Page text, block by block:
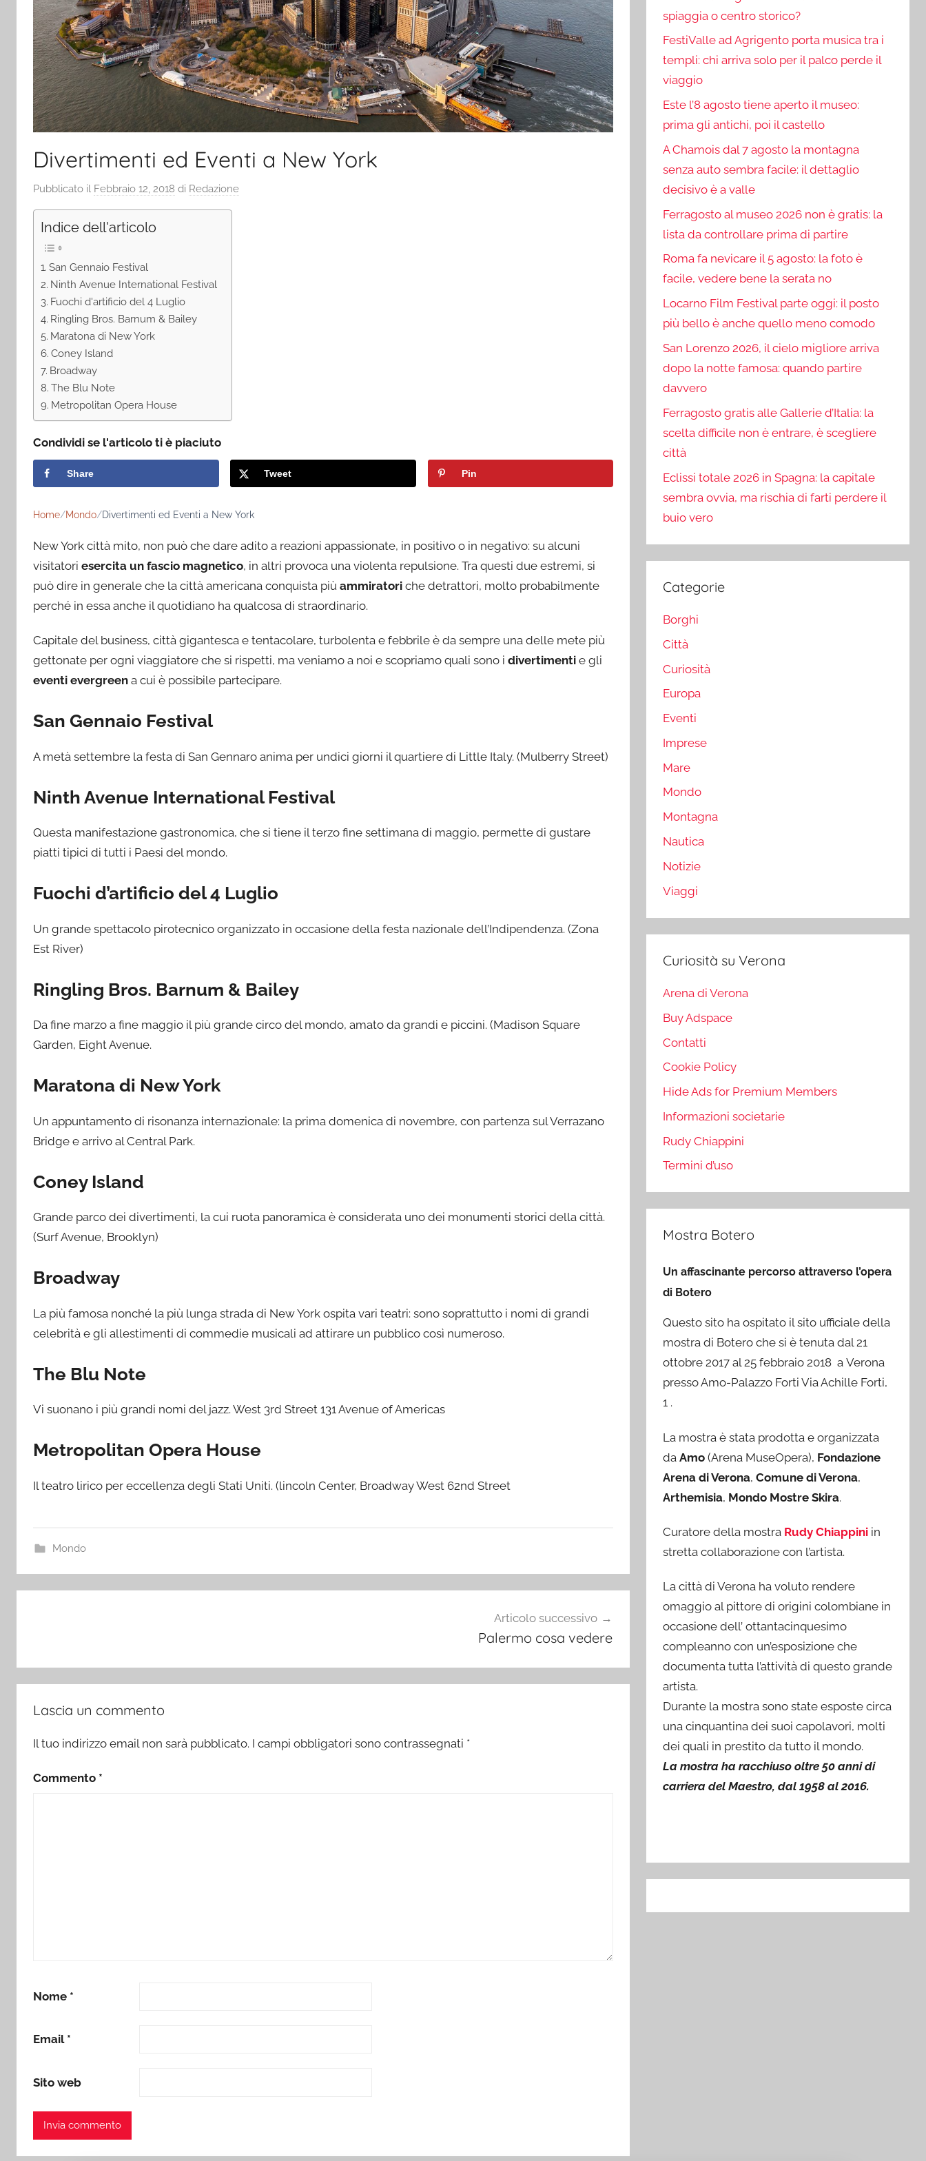
Divertimenti ed Eventi a New York
Pubblicato il Febbraio 12, 2018 di Redazione
Indice dell'articolo
San Gennaio Festival
Ninth Avenue International Festival
Fuochi d'artificio del 4 Luglio
Ringling Bros. Barnum & Bailey
Maratona di New York
Coney Island
Broadway
The Blu Note
Metropolitan Opera House
Condividi se l'articolo ti è piaciuto
Share Tweet Pin
Home Mondo Divertimenti ed Eventi a New York
New York città mito, non può che dare adito a reazioni appassionate, in positivo o in negativo: su alcuni
visitatori esercita un fascio magnetico, in altri provoca una violenta repulsione. Tra questi due estremi, si
può dire in generale che la città americana conquista più ammiratori che detrattori, molto probabilmente
perché in essa anche il quotidiano ha qualcosa di straordinario.
Capitale del business, città gigantesca e tentacolare, turbolenta e febbrile è da sempre una delle mete più
gettonate per ogni viaggiatore che si rispetti, ma veniamo a noi e scopriamo quali sono i divertimenti e gli
eventi evergreen a cui è possibile partecipare.
San Gennaio Festival
A metà settembre la festa di San Gennaro anima per undici giorni il quartiere di Little Italy. (Mulberry Street)
Ninth Avenue International Festival
Questa manifestazione gastronomica, che si tiene il terzo fine settimana di maggio, permette di gustare
piatti tipici di tutti i Paesi del mondo.
Fuochi d’artificio del 4 Luglio
Un grande spettacolo pirotecnico organizzato in occasione della festa nazionale dell’Indipendenza. (Zona
Est River)
Ringling Bros. Barnum & Bailey
Da fine marzo a fine maggio il più grande circo del mondo, amato da grandi e piccini. (Madison Square
Garden, Eight Avenue.
Maratona di New York
Un appuntamento di risonanza internazionale: la prima domenica di novembre, con partenza sul Verrazano
Bridge e arrivo al Central Park.
Coney Island
Grande parco dei divertimenti, la cui ruota panoramica è considerata uno dei monumenti storici della città.
(Surf Avenue, Brooklyn)
Broadway
La più famosa nonché la più lunga strada di New York ospita vari teatri: sono soprattutto i nomi di grandi
celebrità e gli allestimenti di commedie musicali ad attirare un pubblico così numeroso.
The Blu Note
Vi suonano i più grandi nomi del jazz. West 3rd Street 131 Avenue of Americas
Metropolitan Opera House
Il teatro lirico per eccellenza degli Stati Uniti. (lincoln Center, Broadway West 62nd Street
Mondo
Articolo successivo
Palermo cosa vedere
Lascia un commento
Il tuo indirizzo email non sarà pubblicato. I campi obbligatori sono contrassegnati *
Commento *
Nome *
Email *
Sito web
spiaggia o centro storico?
FestiValle ad Agrigento porta musica tra i
templi: chi arriva solo per il palco perde il
viaggio
Este l’8 agosto tiene aperto il museo:
prima gli antichi, poi il castello
A Chamois dal 7 agosto la montagna
senza auto sembra facile: il dettaglio
decisivo è a valle
Ferragosto al museo 2026 non è gratis: la
lista da controllare prima di partire
Roma fa nevicare il 5 agosto: la foto è
facile, vedere bene la serata no
Locarno Film Festival parte oggi: il posto
più bello è anche quello meno comodo
San Lorenzo 2026, il cielo migliore arriva
dopo la notte famosa: quando partire
davvero
Ferragosto gratis alle Gallerie d’Italia: la
scelta difficile non è entrare, è scegliere
città
Eclissi totale 2026 in Spagna: la capitale
sembra ovvia, ma rischia di farti perdere il
buio vero
Categorie
Borghi
Città
Curiosità
Europa
Eventi
Imprese
Mare
Mondo
Montagna
Nautica
Notizie
Viaggi
Curiosità su Verona
Arena di Verona
Buy Adspace
Contatti
Cookie Policy
Hide Ads for Premium Members
Informazioni societarie
Rudy Chiappini
Termini d’uso
Mostra Botero
Un affascinante percorso attraverso l’opera
di Botero
Questo sito ha ospitato il sito ufficiale della
mostra di Botero che si è tenuta dal 21
ottobre 2017 al 25 febbraio 2018 a Verona
presso Amo-Palazzo Forti Via Achille Forti,
1 .
La mostra è stata prodotta e organizzata
daAmo (Arena MuseOpera), Fondazione
Arena di Verona,Comune di Verona,
Arthemisia, Mondo Mostre Skira.
Curatore della mostra Rudy Chiappini in
stretta collaborazione con l’artista.
La città di Verona ha voluto rendere
omaggio al pittore di origini colombiane in
occasione dell’ ottantacinquesimo
compleanno con un’esposizione che
documenta tutta l’attività di questo grande
artista.
Durante la mostra sono state esposte circa
una cinquantina dei suoi capolavori, molti
dei quali in prestito da tutto il mondo.
La mostra ha racchiuso oltre 50 anni di
carriera del Maestro, dal 1958 al 2016.